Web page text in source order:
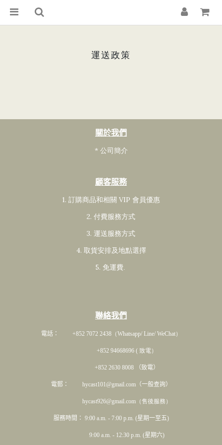
運送政策
關於我們
* 公司簡介
顧客服務
1. 訂購商品和相關 VIP 會員優惠
2. 付費服務方式
3. 運送服務方式
4. 取貨安排及地點選擇
5. 免運費.
聯絡我們
電話： +852 7072 2438（Whatsapp/ Line/ WeChat）
+852 94668696 ( 致電）
+852 2630 8008 （致電）
電郵： hycast101@gmail.com（一般查詢）
hycast926@gmail.com（售後服務）
服務時間： 9:00 a.m. - 7:00 p.m. (星期一至五)
9:00 a.m. - 12:30 p.m. (星期六)